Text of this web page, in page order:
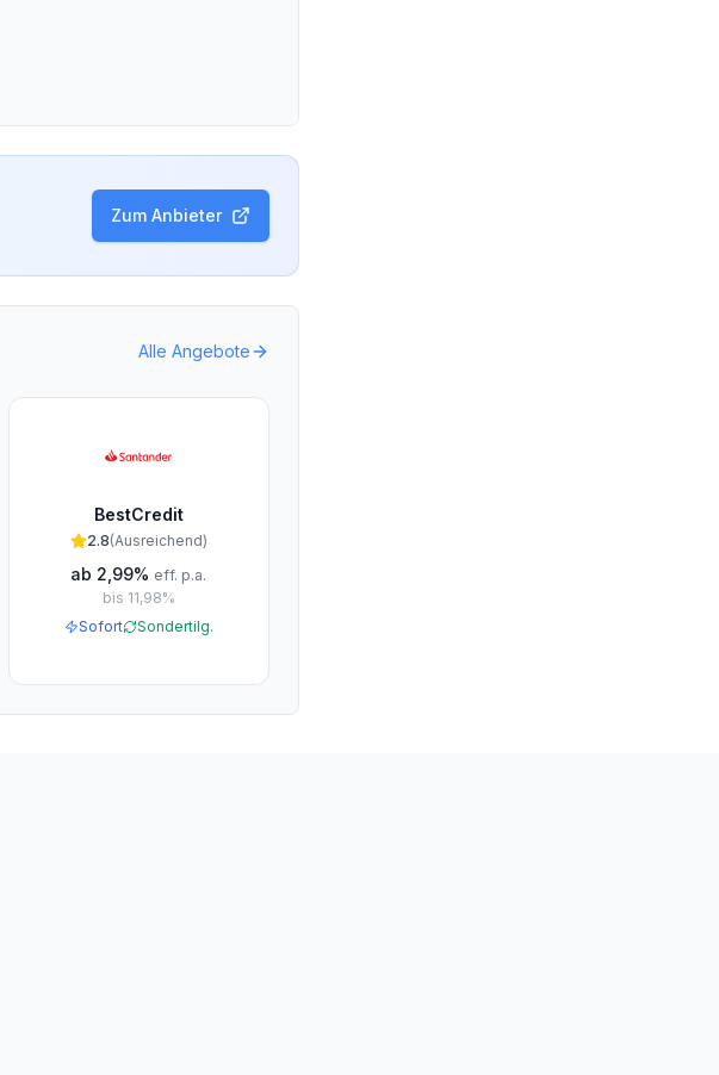
Zum Anbieter
Alle Angebote
BestCredit
2.8(Ausreichend)
ab 2,99% eff. p.a.
bis 11,98%
Sofort
Sondertilg.